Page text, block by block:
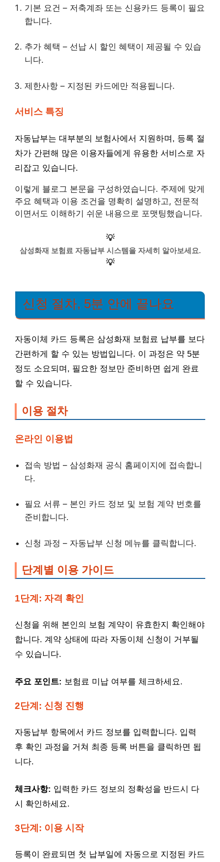
기본 요건 – 저축계좌 또는 신용카드 등록이 필요
합니다.
추가 혜택 – 선납 시 할인 혜택이 제공될 수 있습
니다.
제한사항 – 지정된 카드에만 적용됩니다.
서비스 특징
자동납부는 대부분의 보험사에서 지원하며, 등록 절
차가 간편해 많은 이용자들에게 유용한 서비스로 자
리잡고 있습니다.
이렇게 블로그 본문을 구성하였습니다. 주제에 맞게
주요 혜택과 이용 조건을 명확히 설명하고, 전문적
이면서도 이해하기 쉬운 내용으로 포맷팅했습니다.
💡
삼성화재 보험료 자동납부 시스템을 자세히 알아보세요.
💡
신청 절차, 5분 안에 끝나요
자동이체 카드 등록은 삼성화재 보험료 납부를 보다
간편하게 할 수 있는 방법입니다. 이 과정은 약 5분
정도 소요되며, 필요한 정보만 준비하면 쉽게 완료
할 수 있습니다.
이용 절차
온라인 이용법
접속 방법 – 삼성화재 공식 홈페이지에 접속합니
다.
필요 서류 – 본인 카드 정보 및 보험 계약 번호를
준비합니다.
신청 과정 – 자동납부 신청 메뉴를 클릭합니다.
단계별 이용 가이드
1단계: 자격 확인
신청을 위해 본인의 보험 계약이 유효한지 확인해야
합니다. 계약 상태에 따라 자동이체 신청이 거부될
수 있습니다.
주요 포인트: 보험료 미납 여부를 체크하세요.
2단계: 신청 진행
자동납부 항목에서 카드 정보를 입력합니다. 입력
후 확인 과정을 거쳐 최종 등록 버튼을 클릭하면 됩
니다.
체크사항: 입력한 카드 정보의 정확성을 반드시 다
시 확인하세요.
3단계: 이용 시작
등록이 완료되면 첫 납부일에 자동으로 지정된 카드